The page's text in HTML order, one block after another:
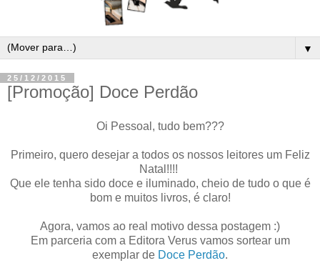
▼
25/12/2015
[Promoção] Doce Perdão
Oi Pessoal, tudo bem???
Primeiro, quero desejar a todos os nossos leitores um Feliz
Natal!!!!
Que ele tenha sido doce e iluminado, cheio de tudo o que é
bom e muitos livros, é claro!
Agora, vamos ao real motivo dessa postagem :)
Em parceria com a Editora Verus vamos sortear um
exemplar de Doce Perdão.